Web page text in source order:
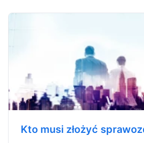
Kto musi złożyć